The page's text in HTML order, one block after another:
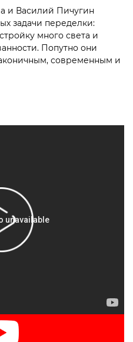
и Василий Пичугин
задачи переделки:
много света и
Попутно они
современным и